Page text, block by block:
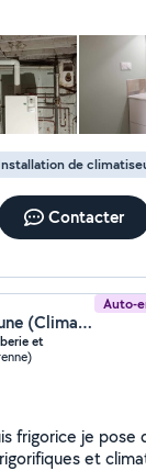
de
Contacter
Auto-
Zineddine Serdoune (Climatisation Et Chauffage)
et
frigorice je pose
et